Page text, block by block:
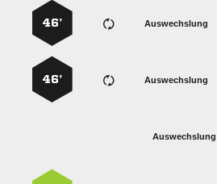
Auswechslung
46’
Auswechslung
46’
Auswechslung